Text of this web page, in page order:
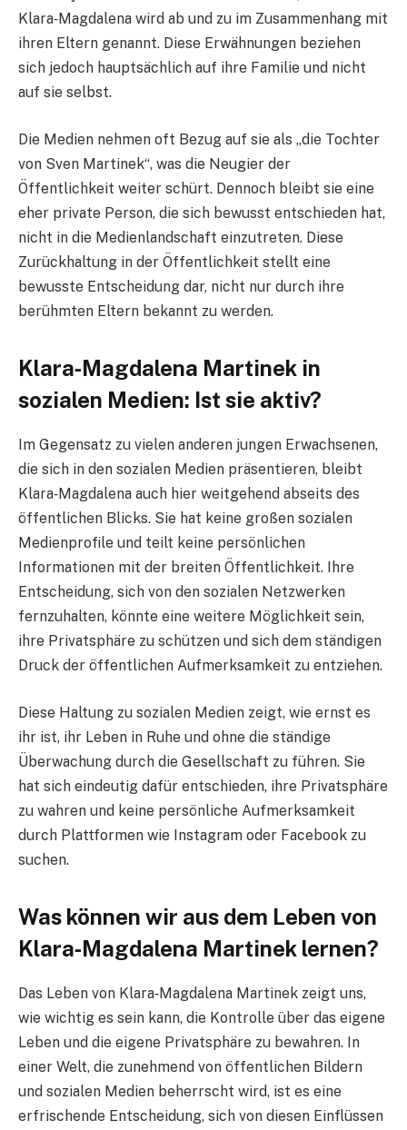
Klara‑Magdalena wird ab und zu im Zusammenhang mit
ihren Eltern genannt. Diese Erwähnungen beziehen
sich jedoch hauptsächlich auf ihre Familie und nicht
auf sie selbst.
Die Medien nehmen oft Bezug auf sie als „die Tochter
von Sven Martinek“, was die Neugier der
Öffentlichkeit weiter schürt. Dennoch bleibt sie eine
eher private Person, die sich bewusst entschieden hat,
nicht in die Medienlandschaft einzutreten. Diese
Zurückhaltung in der Öffentlichkeit stellt eine
bewusste Entscheidung dar, nicht nur durch ihre
berühmten Eltern bekannt zu werden.
Klara‑Magdalena Martinek in
sozialen Medien: Ist sie aktiv?
Im Gegensatz zu vielen anderen jungen Erwachsenen,
die sich in den sozialen Medien präsentieren, bleibt
Klara‑Magdalena auch hier weitgehend abseits des
öffentlichen Blicks. Sie hat keine großen sozialen
Medienprofile und teilt keine persönlichen
Informationen mit der breiten Öffentlichkeit. Ihre
Entscheidung, sich von den sozialen Netzwerken
fernzuhalten, könnte eine weitere Möglichkeit sein,
ihre Privatsphäre zu schützen und sich dem ständigen
Druck der öffentlichen Aufmerksamkeit zu entziehen.
Diese Haltung zu sozialen Medien zeigt, wie ernst es
ihr ist, ihr Leben in Ruhe und ohne die ständige
Überwachung durch die Gesellschaft zu führen. Sie
hat sich eindeutig dafür entschieden, ihre Privatsphäre
zu wahren und keine persönliche Aufmerksamkeit
durch Plattformen wie Instagram oder Facebook zu
suchen.
Was können wir aus dem Leben von
Klara‑Magdalena Martinek lernen?
Das Leben von Klara‑Magdalena Martinek zeigt uns,
wie wichtig es sein kann, die Kontrolle über das eigene
Leben und die eigene Privatsphäre zu bewahren. In
einer Welt, die zunehmend von öffentlichen Bildern
und sozialen Medien beherrscht wird, ist es eine
erfrischende Entscheidung, sich von diesen Einflüssen